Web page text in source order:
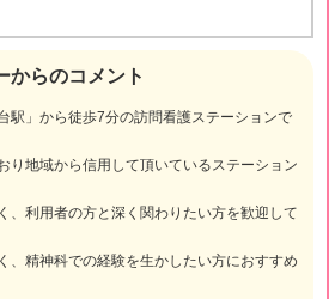
からのコメント
駅」から徒歩7分の訪問看護ステーションで
り地域から信用して頂いているステーション
、利用者の方と深く関わりたい方を歓迎して
、精神科での経験を生かしたい方におすすめ